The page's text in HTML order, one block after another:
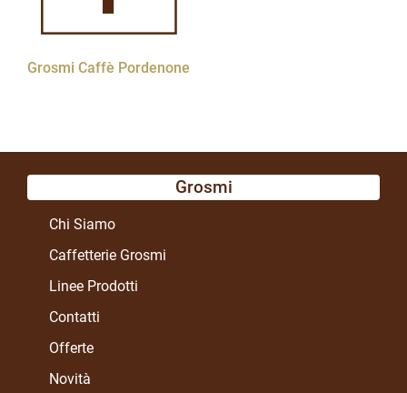
Grosmi Caffè Pordenone
Grosmi
Chi Siamo
Caffetterie Grosmi
Linee Prodotti
Contatti
Offerte
Novità